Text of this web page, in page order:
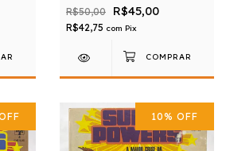
R$50,00 R$45,00
R$42,75 com Pix
10% OFF